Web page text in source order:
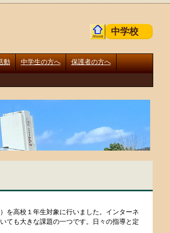
中学校
動 中学生の方へ 保護者の方へ
を高校１年生対象に行いました。インターネ
ても大きな課題の一つです。日々の指導と定